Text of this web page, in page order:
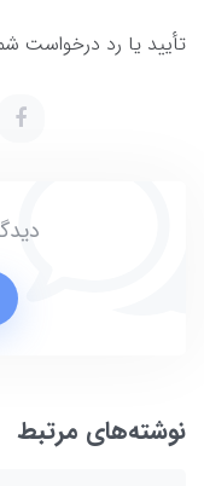
تأیید یا رد درخواست شما بین 2 تا 3 هفته
نوشته‌های مرتبط